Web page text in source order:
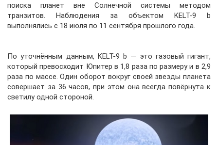
поиска планет вне Солнечной системы методом
транзитов. Наблюдения за объектом KELT-9 b
выполнялись с 18 июля по 11 сентября прошлого года.
По уточнённым данным, KELT-9 b — это газовый гигант,
который превосходит Юпитер в 1,8 раза по размеру и в 2,9
раза по массе. Один оборот вокруг своей звезды планета
совершает за 36 часов, при этом она всегда повёрнута к
светилу одной стороной.